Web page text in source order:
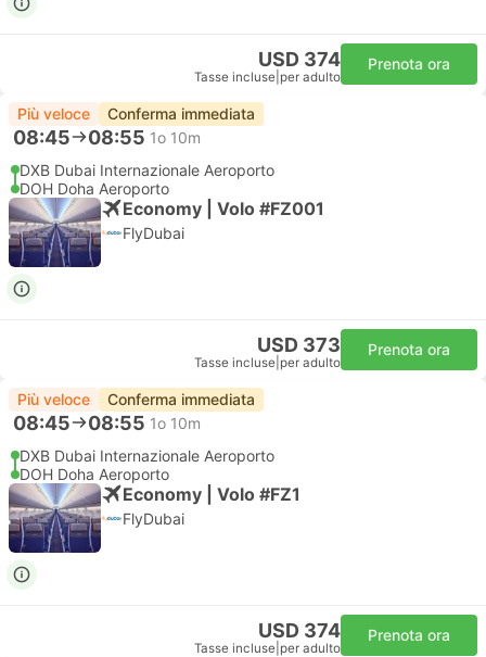
USD 374
Tasse incluse per adulto
Prenota ora
Più veloce Conferma immediata
08:45 08:55 1o 10m
DXB Dubai Internazionale Aeroporto
DOH Doha Aeroporto
Economy | Volo #FZ001
FlyDubai
USD 373
Tasse incluse per adulto
Prenota ora
Più veloce Conferma immediata
08:45 08:55 1o 10m
DXB Dubai Internazionale Aeroporto
DOH Doha Aeroporto
Economy | Volo #FZ1
FlyDubai
USD 374
Tasse incluse per adulto
Prenota ora